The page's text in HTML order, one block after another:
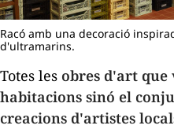
Racó amb una decoració
d'ultramarins.
Totes les obres d'art que
habitacions sinó el
creacions d'artistes